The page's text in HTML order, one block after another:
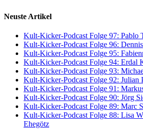
Neuste Artikel
Kult-Kicker-Podcast Folge 97: Pablo
Kult-Kicker-Podcast Folge 96:
Kult-Kicker-Podcast Folge 95:
Kult-Kicker-Podcast Folge 94: Erdal
Kult-Kicker-Podcast Folge 93:
Kult-Kicker-Podcast Folge 92: Julian
Kult-Kicker-Podcast Folge 91:
Kult-Kicker-Podcast Folge 90: Jörg
Kult-Kicker-Podcast Folge 89: Marc
Kult-Kicker-Podcast Folge 88: Lisa
Ehegötz